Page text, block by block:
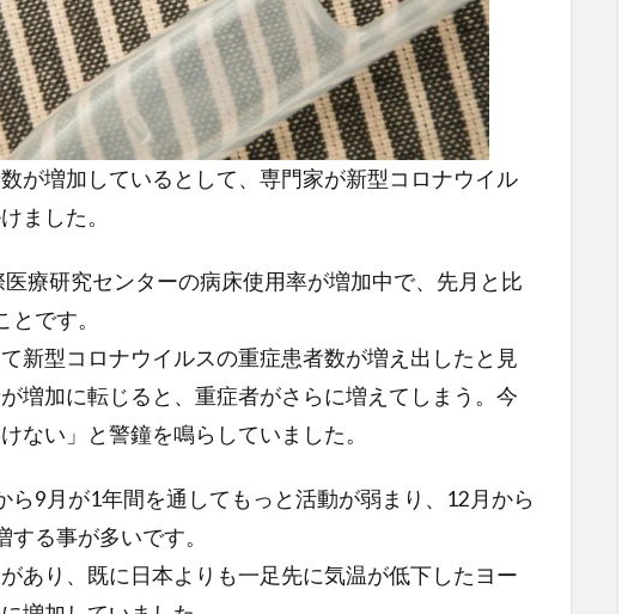
が増加しているとして、専門家が新型コロナウイル
ました。
療研究センターの病床使用率が増加中で、先月と比
です。
新型コロナウイルスの重症患者数が増え出したと見
増加に転じると、重症者がさらに増えてしまう。今
ない」と警鐘を鳴らしていました。
ら9月が1年間を通してもっと活動が弱まり、12月から
る事が多いです。
あり、既に日本よりも一足先に気温が低下したヨー